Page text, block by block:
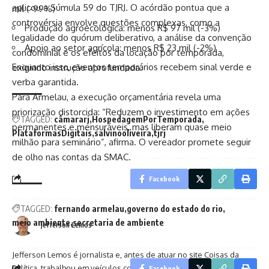
aplicou a Súmula 59 do TJRJ. O acórdão pontua que a
controvérsia envolve questões complexas, como a
legalidade do quórum deliberativo, a análise da convenção
condominial e os efeitos da locação por temporada,
exigindo instrução aprofundada.
TAGGED: câmararj HospedagemPorTemporada
PlataformasDigitais salvinooliveira tjrj
Facebook
Jefferson Lemos
Jefferson Lemos é jornalista e, antes de atuar no site Coisas da
mil (-99%)
Produção agroecológica: menos R$ 97 mil (-3%)
Apoio ao setor agrícola: menos R$ 23 mil (-2%)
Enquanto isso, eventos temporários recebem sinal verde e
verba garantida.
Para Armelau, a execução orçamentária revela uma
priorização distorcida: “Reduzem o investimento em ações
permanentes e mensuráveis, mas liberam quase meio
milhão para seminário”, afirma. O vereador promete seguir
de olho nas contas da SMAC.
TAGGED: fernando armelau governo do estado do rio
meio ambiente secretaria de ambiente